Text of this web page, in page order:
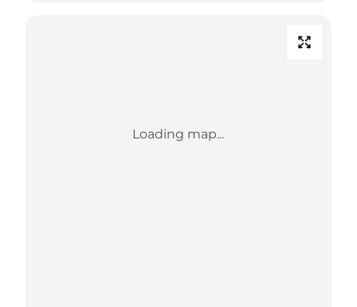
Loading map...